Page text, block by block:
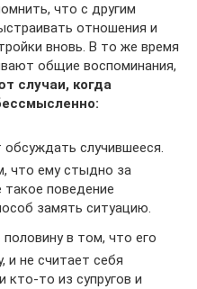
что с другим
отношения и
вновь. В то же время
общие воспоминания,
случаи, когда
обсуждать случившееся.
что ему стыдно за
поведение
замять ситуацию.
в том, что его
и не считает себя
то из супругов и